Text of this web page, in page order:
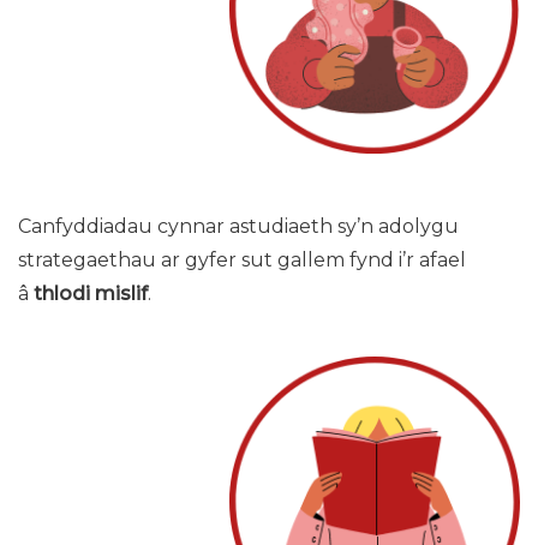
Canfyddiadau cynnar astudiaeth sy’n adolygu
strategaethau ar gyfer sut gallem fynd i’r afael
â thlodi mislif.